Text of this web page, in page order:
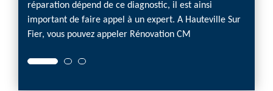
réparation dépend de ce diagnostic, il est ainsi
important de faire appel à un expert. A Hauteville Sur
Fier, vous pouvez appeler Rénovation CM